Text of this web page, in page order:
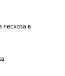
лесхоза в